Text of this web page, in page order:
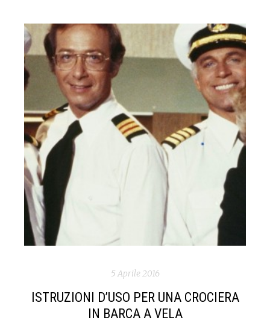
5 Aprile 2016
ISTRUZIONI D’USO PER UNA CROCIERA
IN BARCA A VELA